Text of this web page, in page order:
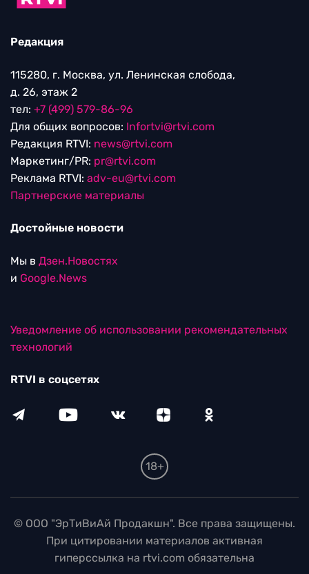
Редакция
115280, г. Москва, ул. Ленинская слобода,
д. 26, этаж 2
тел: +7 (499) 579-86-96
Для общих вопросов: Infortvi@rtvi.com
Редакция RTVI: news@rtvi.com
Маркетинг/PR: pr@rtvi.com
Реклама RTVI: adv-eu@rtvi.com
Партнерские материалы
Достойные новости
Мы в Дзен.Новостях
и Google.News
Уведомление об использовании рекомендательных
технологий
RTVI в соцсетях
18+
© ООО "ЭрТиВиАй Продакшн". Все права защищены.
При цитировании материалов активная
гиперссылка на rtvi.com обязательна